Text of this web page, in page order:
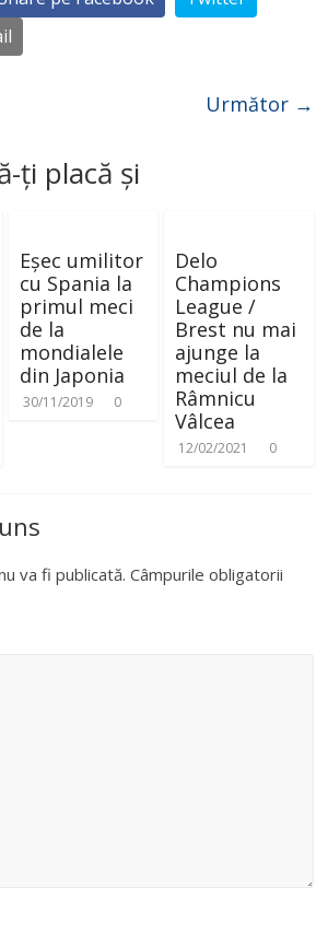
Următor →
ți placă și
Eșec umilitor
cu Spania la
primul meci
de la
mondialele
din Japonia
30/11/2019 0
Delo
Champions
League /
Brest nu mai
ajunge la
meciul de la
Râmnicu
Vâlcea
12/02/2021 0
va fi publicată. Câmpurile obligatorii